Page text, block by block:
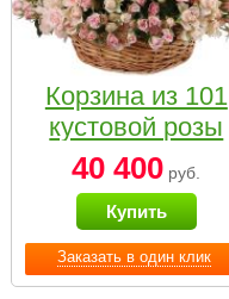
Заказать в один клик
Корзина из 101
кустовой розы
нежных тонов
40 400 руб.
Купить